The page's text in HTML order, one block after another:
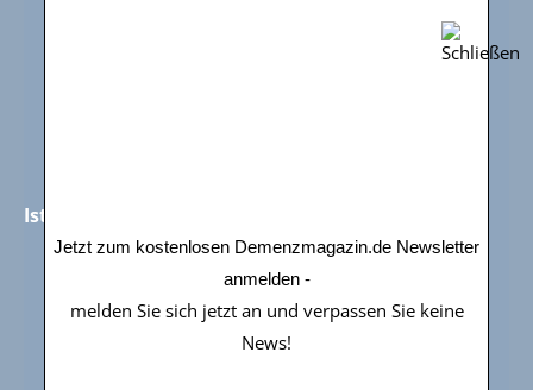
Ist Demenz heilbar?
Jetzt zum kostenlosen Demenzmagazin.de Newsletter
anmelden -
melden Sie sich jetzt an und verpassen Sie keine
News!